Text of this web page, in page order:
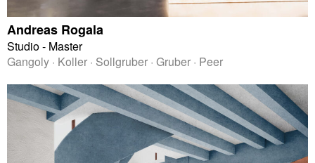
Andreas Rogala
Studio - Master
Gangoly · Koller · Sollgruber · Gruber · Peer